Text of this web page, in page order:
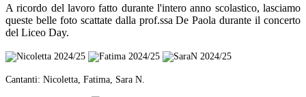
A ricordo del lavoro fatto durante l'intero anno scolastico, lasciamo
queste belle foto scattate dalla prof.ssa De Paola durante il concerto
del Liceo Day.
Cantanti: Nicoletta, Fatima, Sara N.